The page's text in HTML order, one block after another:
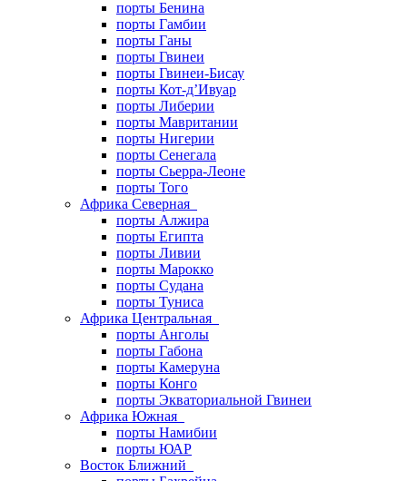
порты Бенина
порты Гамбии
порты Ганы
порты Гвинеи
порты Гвинеи-Бисау
порты Кот-д’Ивуар
порты Либерии
порты Мавритании
порты Нигерии
порты Сенегала
порты Сьерра-Леоне
порты Того
Африка Северная
порты Алжира
порты Египта
порты Ливии
порты Марокко
порты Судана
порты Туниса
Африка Центральная
порты Анголы
порты Габона
порты Камеруна
порты Конго
порты Экваториальной Гвинеи
Африка Южная
порты Намибии
порты ЮАР
Восток Ближний